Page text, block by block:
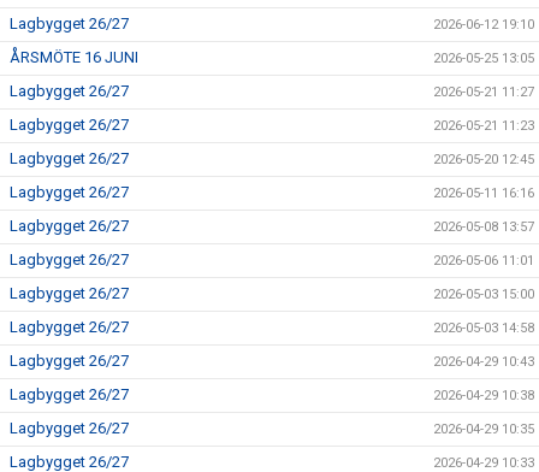
Lagbygget 26/27 2026-06-12 19:10
ÅRSMÖTE 16 JUNI 2026-05-25 13:05
Lagbygget 26/27 2026-05-21 11:27
Lagbygget 26/27 2026-05-21 11:23
Lagbygget 26/27 2026-05-20 12:45
Lagbygget 26/27 2026-05-11 16:16
Lagbygget 26/27 2026-05-08 13:57
Lagbygget 26/27 2026-05-06 11:01
Lagbygget 26/27 2026-05-03 15:00
Lagbygget 26/27 2026-05-03 14:58
Lagbygget 26/27 2026-04-29 10:43
Lagbygget 26/27 2026-04-29 10:38
Lagbygget 26/27 2026-04-29 10:35
Lagbygget 26/27 2026-04-29 10:33